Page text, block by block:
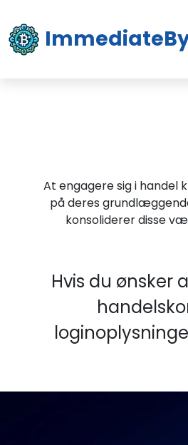
At engagere sig i
på deres
konsoliderer disse
Hvis du